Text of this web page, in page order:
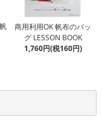
商用利用OK 帆布のバッ
グ LESSON BOOK
1,760円(税160円)